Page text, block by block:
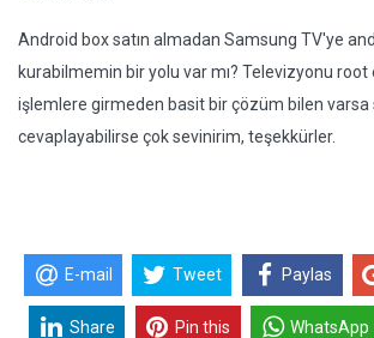
Android box satın almadan Samsung TV'ye
kurabilmemin bir yolu var mı? Televizyonu root
işlemlere girmeden basit bir çözüm bilen varsa
cevaplayabilirse çok sevinirim, teşekkürler.
E-mail Tweet Paylas
Share Pin this WhatsApp